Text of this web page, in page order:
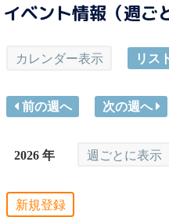
イベント情報（週ご
カレンダー表示 リス
前の週へ 次の週へ
2026 年 週ごとに表示
新規登録